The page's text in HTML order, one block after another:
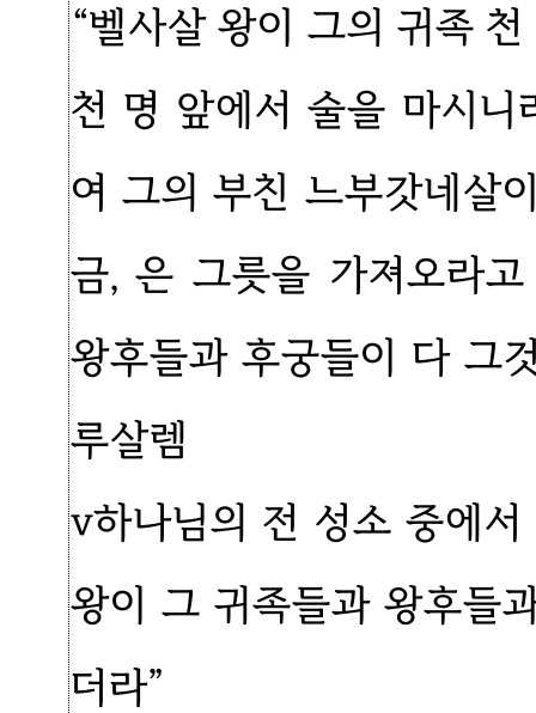
“벨사살 왕이 그의 귀족
천 명 앞에서 술을 마시
여 그의 부친 느부갓네살
금, 은 그릇을 가져오라
왕후들과 후궁들이 다 그
루살렘
v하나님의 전 성소 중에
왕이 그 귀족들과 왕후들
더라”